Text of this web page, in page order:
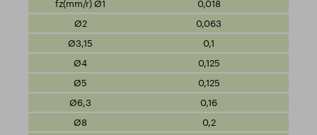
0,018
0,063
0,1
0,125
0,125
0,16
0,2